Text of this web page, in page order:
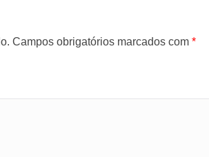
Campos obrigatórios marcados com *